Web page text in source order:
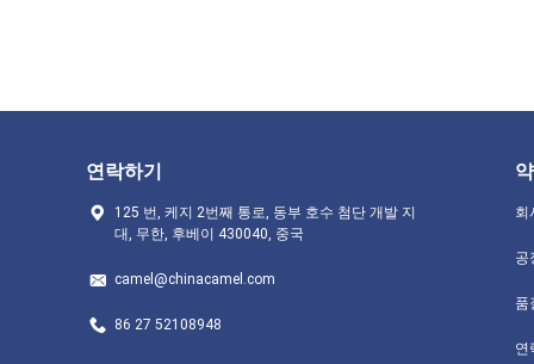
연락하기
125 번, 케지 2번째 통로, 동부 호수 첨단 개발 지
대, 무한, 후베이 430040, 중국
camel@chinacamel.com
86 27 52108948
약
회
공
품
연